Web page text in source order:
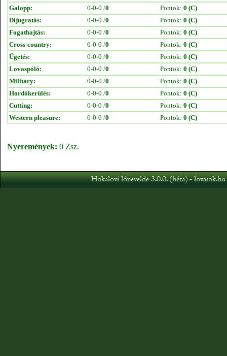
Galopp:
0-0-0 /0 Pontok: 0 (C)
Díjugratás:
0-0-0 /0 Pontok: 0 (C)
Fogathajtás:
0-0-0 /0 Pontok: 0 (C)
Cross-country:
0-0-0 /0 Pontok: 0 (C)
Ügetés:
0-0-0 /0 Pontok: 0 (C)
Lovaspóló:
0-0-0 /0 Pontok: 0 (C)
Military:
0-0-0 /0 Pontok: 0 (C)
Hordókerülés:
0-0-0 /0 Pontok: 0 (C)
Cutting:
0-0-0 /0 Pontok: 0 (C)
Western pleasure:
0-0-0 /0 Pontok: 0 (C)
Nyeremények: 0 Zsz.